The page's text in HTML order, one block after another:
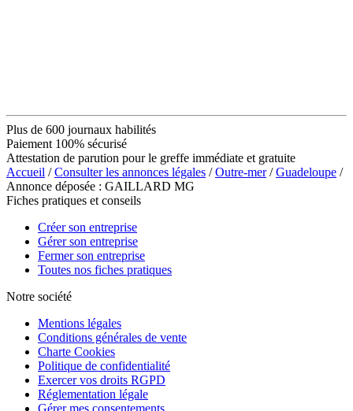
Plus de 600 journaux habilités
Paiement 100% sécurisé
Attestation de parution pour le greffe immédiate et gratuite
Accueil /Consulter les annonces légales /Outre-mer/Guadeloupe /
Annonce déposée : GAILLARD MG
Fiches pratiques et conseils
Créer son entreprise
Gérer son entreprise
Fermer son entreprise
Toutes nos fiches pratiques
Notre société
Mentions légales
Conditions générales de vente
Charte Cookies
Politique de confidentialité
Exercer vos droits RGPD
Réglementation légale
Gérer mes consentements